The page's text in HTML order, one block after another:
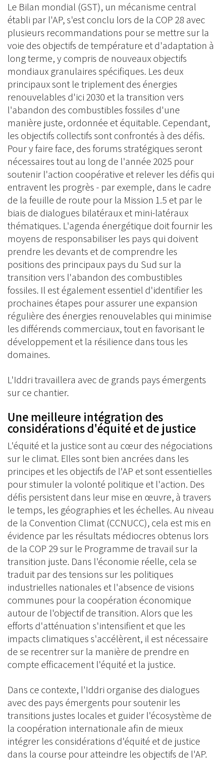
Le Bilan mondial (GST), un mécanisme central
établi par l'AP, s'est conclu lors de la COP 28 avec
plusieurs recommandations pour se mettre sur la
voie des objectifs de température et d'adaptation à
long terme, y compris de nouveaux objectifs
mondiaux granulaires spécifiques. Les deux
principaux sont le triplement des énergies
renouvelables d'ici 2030 et la transition vers
l'abandon des combustibles fossiles d'une
manière juste, ordonnée et équitable. Cependant,
les objectifs collectifs sont confrontés à des défis.
Pour y faire face, des forums stratégiques seront
nécessaires tout au long de l'année 2025 pour
soutenir l'action coopérative et relever les défis qui
entravent les progrès - par exemple, dans le cadre
de la feuille de route pour la Mission 1.5 et par le
biais de dialogues bilatéraux et mini-latéraux
thématiques. L'agenda énergétique doit fournir les
moyens de responsabiliser les pays qui doivent
prendre les devants et de comprendre les
positions des principaux pays du Sud sur la
transition vers l'abandon des combustibles
fossiles. Il est également essentiel d'identifier les
prochaines étapes pour assurer une expansion
régulière des énergies renouvelables qui minimise
les différends commerciaux, tout en favorisant le
développement et la résilience dans tous les
domaines.
L'Iddri travaillera avec de grands pays émergents
sur ce chantier.
Une meilleure intégration des
considérations d'équité et de justice
L'équité et la justice sont au cœur des négociations
sur le climat. Elles sont bien ancrées dans les
principes et les objectifs de l'AP et sont essentielles
pour stimuler la volonté politique et l'action. Des
défis persistent dans leur mise en œuvre, à travers
le temps, les géographies et les échelles. Au niveau
de la Convention Climat (CCNUCC), cela est mis en
évidence par les résultats médiocres obtenus lors
de la COP 29 sur le Programme de travail sur la
transition juste. Dans l'économie réelle, cela se
traduit par des tensions sur les politiques
industrielles nationales et l'absence de visions
communes pour la coopération économique
autour de l'objectif de transition. Alors que les
efforts d'atténuation s'intensifient et que les
impacts climatiques s'accélèrent, il est nécessaire
de se recentrer sur la manière de prendre en
compte efficacement l'équité et la justice.
Dans ce contexte, l'Iddri organise des dialogues
avec des pays émergents pour soutenir les
transitions justes locales et guider l'écosystème de
la coopération internationale afin de mieux
intégrer les considérations d'équité et de justice
dans la course pour atteindre les objectifs de l'AP.